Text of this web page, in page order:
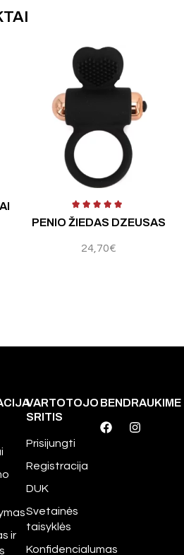
PENIO ŽIEDAS DZEUSAS
24,70€
Įvertinimas:4.50
ir
VARTOTOJO
SRITIS
Prisijungti
Registracija
DUK
Svetainės
taisyklės
Konfidencialumas
BENDRAUKIME